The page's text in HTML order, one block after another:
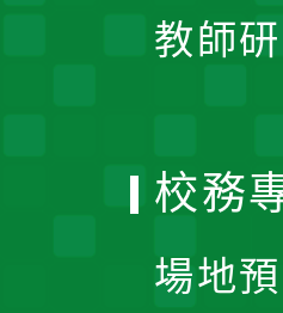
教師
校務
場地